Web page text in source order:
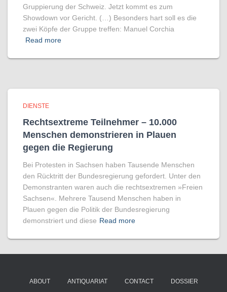
Gruppierung der Schweiz. Jetzt kommt es zum
Showdown vor Gericht. (…) Besonders hart soll es die
zwei Köpfe der Gruppe treffen: Manuel Corchia
Read more
DIENSTE
Rechtsextreme Teilnehmer – 10.000
Menschen demonstrieren in Plauen
gegen die Regierung
Bei Protesten in Sachsen haben Tausende Menschen
den Rücktritt der Bundesregierung gefordert. Unter den
Demonstranten waren auch die rechtsextremen »Freien
Sachsen«. Mehrere Tausend Menschen haben in
Plauen gegen die Politik der Bundesregierung
demonstriert und diese Read more
ABOUT ANTIQUARIAT CONTACT DOSSIER